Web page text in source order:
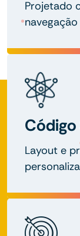
Projetado
Layout e